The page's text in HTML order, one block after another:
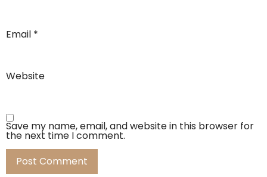
Email *
Website
Save my name, email, and website in this browser for
the next time I comment.